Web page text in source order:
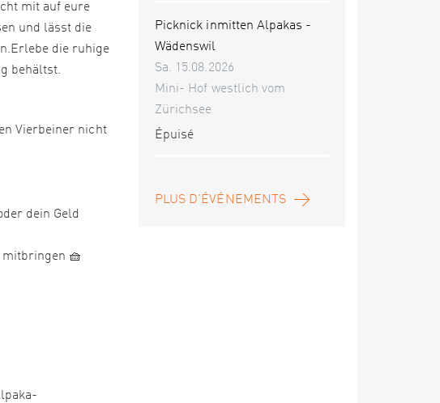
mit auf eure
und lässt die
die ruhige
behältst.
Vierbeiner nicht
dein Geld
🧺
Picknick inmitten Alpakas -
Wädenswil
Sa. 15.08.2026
Mini- Hof westlich vom
Zürichsee
Épuisé
PLUS D'ÉVÉNEMENTS